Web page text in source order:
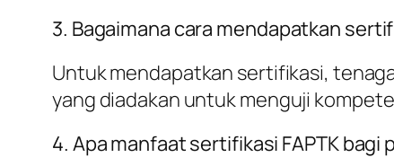
3. Bagaimana cara mendapatkan
Untuk mendapatkan sertifikasi,
yang diadakan untuk menguji
4. Apa manfaat sertifikasi FAPTK bagi